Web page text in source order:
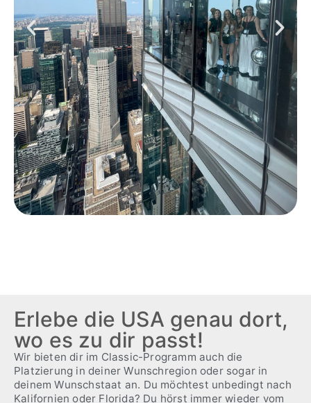
Erlebe die USA genau dort,
wo es zu dir passt!
Wir bieten dir im Classic-Programm auch die
Platzierung in deiner Wunschregion oder sogar in
deinem Wunschstaat an. Du möchtest unbedingt nach
Kalifornien oder Florida? Du hörst immer wieder vom